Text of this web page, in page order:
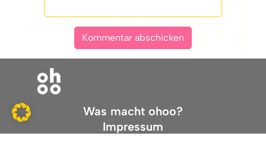
Was macht ohoo?
Impressum